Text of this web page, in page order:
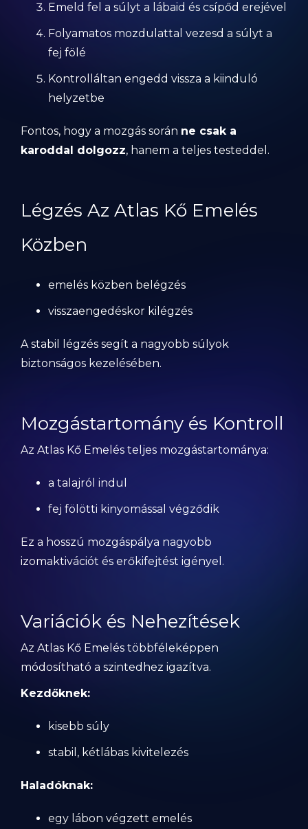
Emeld fel a súlyt a lábaid és csípőd erejével
Folyamatos mozdulattal vezesd a súlyt a
fej fölé
Kontrolláltan engedd vissza a kiinduló
helyzetbe
Fontos, hogy a mozgás során ne csak a
karoddal dolgozz, hanem a teljes testeddel.
Légzés Az Atlas Kő Emelés
Közben
emelés közben belégzés
visszaengedéskor kilégzés
A stabil légzés segít a nagyobb súlyok
biztonságos kezelésében.
Mozgástartomány és Kontroll
Az Atlas Kő Emelés teljes mozgástartománya:
a talajról indul
fej fölötti kinyomással végződik
Ez a hosszú mozgáspálya nagyobb
izomaktivációt és erőkifejtést igényel.
Variációk és Nehezítések
Az Atlas Kő Emelés többféleképpen
módosítható a szintedhez igazítva.
Kezdőknek:
kisebb súly
stabil, kétlábas kivitelezés
Haladóknak:
egy lábon végzett emelés